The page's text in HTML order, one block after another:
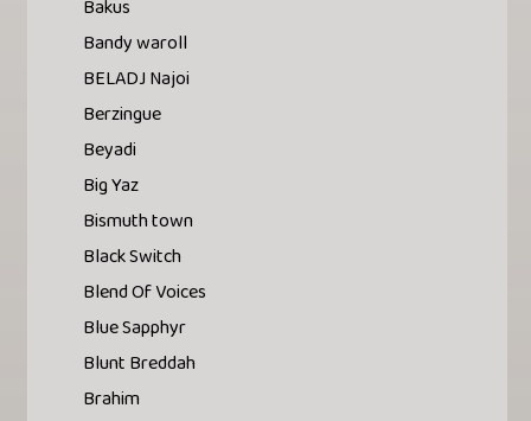
Bakus
Bandy waroll
BELADJ Najoi
Berzingue
Beyadi
Big Yaz
Bismuth town
Black Switch
Blend Of Voices
Blue Sapphyr
Blunt Breddah
Brahim